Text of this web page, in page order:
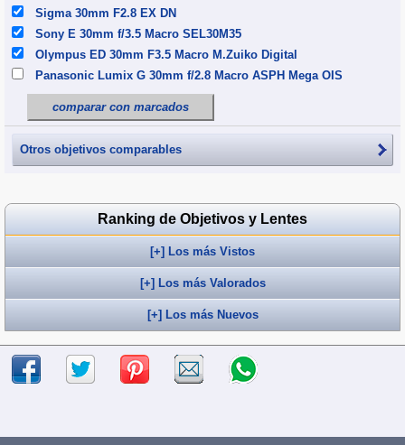
Sigma 30mm F2.8 EX DN
Sony E 30mm f/3.5 Macro SEL30M35
Olympus ED 30mm F3.5 Macro M.Zuiko Digital
Panasonic Lumix G 30mm f/2.8 Macro ASPH Mega OIS
comparar con marcados
Otros objetivos comparables
Ranking de Objetivos y Lentes
[+] Los más Vistos
[+] Los más Valorados
[+] Los más Nuevos